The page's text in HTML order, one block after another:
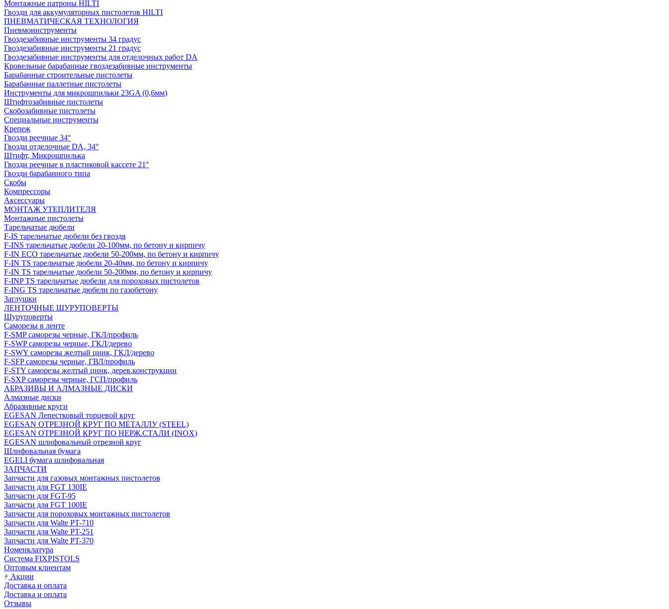
Монтажные патроны HILTI
Гвозди для аккумуляторных пистолетов HILTI
ПНЕВМАТИЧЕСКАЯ ТЕХНОЛОГИЯ
Пневмоинструменты
Гвоздезабивные инструменты 34 градус
Гвоздезабивные инструменты 21 градус
Гвоздезабивные инструменты для отделочных работ DA
Кровельные барабанные гвоздезабивные инструменты
Барабанные строительные пистолеты
Барабанные паллетные пистолеты
Инструменты для микрошпильки 23GA (0,6мм)
Штифтозабивные пистолеты
Скобозабивные пистолеты
Специальные инструменты
Крепеж
Гвозди реечные 34°
Гвозди отделочные DA, 34°
Штифт, Микрошпилька
Гвозди реечные в пластиковой кассете 21°
Гвозди барабанного типа
Скобы
Компрессоры
Аксессуары
МОНТАЖ УТЕПЛИТЕЛЯ
Монтажные пистолеты
Тарельчатые дюбели
F-IS тарельчатые дюбели без гвоздя
F-INS тарельчатые дюбели 20-100мм, по бетону и кирпичу
F-IN ECO тарельчатые дюбели 50-200мм, по бетону и кирпичу
F-IN TS тарельчатые дюбели 20-40мм, по бетону и кирпичу
F-IN TS тарельчатые дюбели 50-200мм, по бетону и кирпичу
F-INP TS тарельчатые дюбели для пороховых пистолетов
F-ING TS тарельчатые дюбели по газобетону
Заглушки
ЛЕНТОЧНЫЕ ШУРУПОВЕРТЫ
Шуруповерты
Саморезы в ленте
F-SMP саморезы черные, ГКЛ/профиль
F-SWP саморезы черные, ГКЛ/дерево
F-SWY саморезы желтый цинк, ГКЛ/дерево
F-SFP саморезы черные, ГВЛ/профиль
F-STY саморезы желтый цинк, дерев.конструкции
F-SXP саморезы черные, ГСП/профиль
АБРАЗИВЫ И АЛМАЗНЫЕ ДИСКИ
Алмазные диски
Абразивные круги
EGESAN Лепестковый торцевой круг
EGESAN ОТРЕЗНОЙ КРУГ ПО МЕТАЛЛУ (STEEL)
EGESAN ОТРЕЗНОЙ КРУГ ПО НЕРЖ.СТАЛИ (INOX)
EGESAN шлифовальный отрезной круг
Шлифовальная бумага
EGELI бумага шлифовальная
ЗАПЧАСТИ
Запчасти для газовых монтажных пистолетов
Запчасти для FGT 130IE
Запчасти для FGT-95
Запчасти для FGT 100IE
Запчасти для пороховых монтажных пистолетов
Запчасти для Walte PT-710
Запчасти для Walte PT-251
Запчасти для Walte PT-370
Номенклатура
Система FIXPISTOLS
Оптовым клиентам
Акции
Доставка и оплата
Доставка и оплата
Отзывы